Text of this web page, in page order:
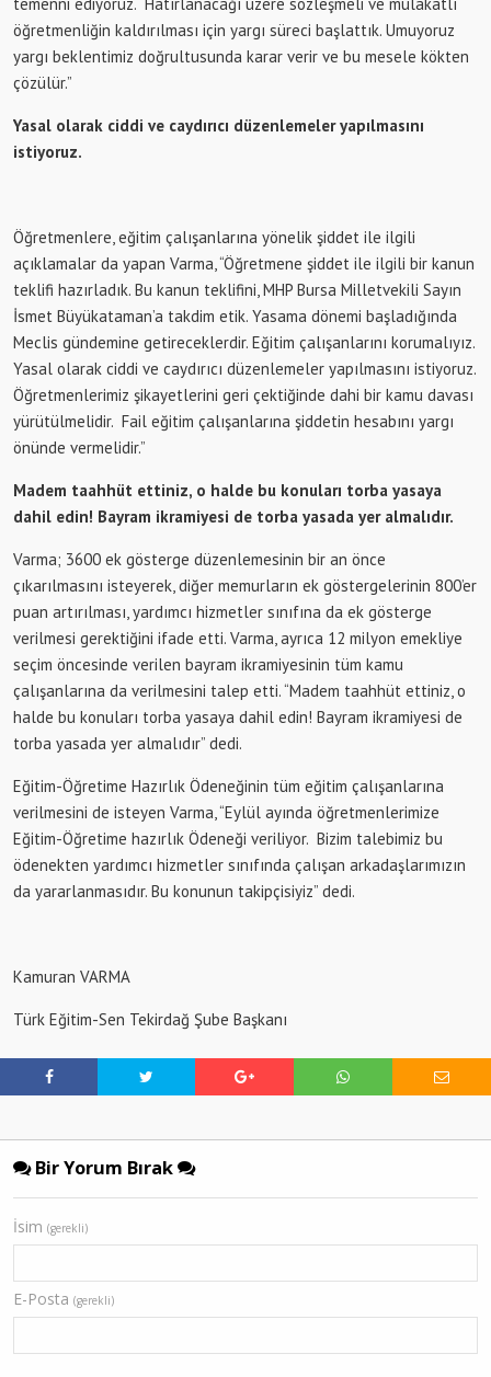
öğretmenliğin kaldırılması için yargı süreci başlattık. Umuyoruz
yargı beklentimiz doğrultusunda karar verir ve bu mesele kökten
çözülür.”
Yasal olarak ciddi ve caydırıcı düzenlemeler yapılmasını
istiyoruz.
Öğretmenlere, eğitim çalışanlarına yönelik şiddet ile ilgili
açıklamalar da yapan Varma, “Öğretmene şiddet ile ilgili bir kanun
teklifi hazırladık. Bu kanun teklifini, MHP Bursa Milletvekili Sayın
İsmet Büyükataman’a takdim etik. Yasama dönemi başladığında
Meclis gündemine getireceklerdir. Eğitim çalışanlarını korumalıyız.
Yasal olarak ciddi ve caydırıcı düzenlemeler yapılmasını istiyoruz.
Öğretmenlerimiz şikayetlerini geri çektiğinde dahi bir kamu davası
yürütülmelidir. Fail eğitim çalışanlarına şiddetin hesabını yargı
önünde vermelidir.”
Madem taahhüt ettiniz, o halde bu konuları torba yasaya
dahil edin! Bayram ikramiyesi de torba yasada yer almalıdır.
Varma; 3600 ek gösterge düzenlemesinin bir an önce
çıkarılmasını isteyerek, diğer memurların ek göstergelerinin 800’er
puan artırılması, yardımcı hizmetler sınıfına da ek gösterge
verilmesi gerektiğini ifade etti. Varma, ayrıca 12 milyon emekliye
seçim öncesinde verilen bayram ikramiyesinin tüm kamu
çalışanlarına da verilmesini talep etti. “Madem taahhüt ettiniz, o
halde bu konuları torba yasaya dahil edin! Bayram ikramiyesi de
torba yasada yer almalıdır” dedi.
Eğitim-Öğretime Hazırlık Ödeneğinin tüm eğitim çalışanlarına
verilmesini de isteyen Varma, “Eylül ayında öğretmenlerimize
Eğitim-Öğretime hazırlık Ödeneği veriliyor. Bizim talebimiz bu
ödenekten yardımcı hizmetler sınıfında çalışan arkadaşlarımızın
da yararlanmasıdır. Bu konunun takipçisiyiz” dedi.
Kamuran VARMA
Türk Eğitim-Sen Tekirdağ Şube Başkanı
Bir Yorum Bırak
İsim (gerekli)
E-Posta (gerekli)